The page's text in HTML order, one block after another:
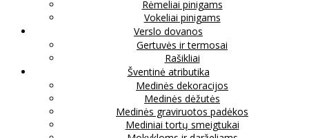
Rėmeliai pinigams
Vokeliai pinigams
Verslo dovanos
Gertuvės ir termosai
Rašikliai
Šventinė atributika
Medinės dekoracijos
Medinės dėžutės
Medinės graviruotos padėkos
Mediniai tortų smeigtukai